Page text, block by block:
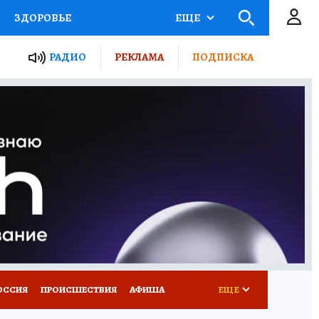
ЗДОРОВЬЕ
РОССИИ
ПУТЕВОДИТЕЛЬ
ПОТРЕБИТЕЛЯ
ЕЩЕ
РАДИО РЕКЛАМА ПОДПИСКА
ПРОИСШЕСТВИЯ АФИША ЕЩЕ